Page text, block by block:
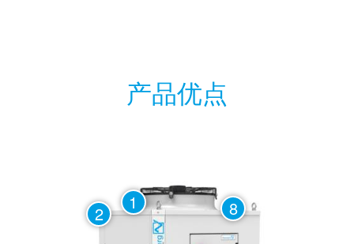
产品优点
1
2 8